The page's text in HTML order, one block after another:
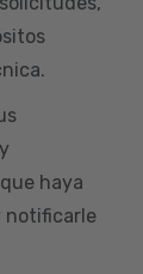
haya
notificarle